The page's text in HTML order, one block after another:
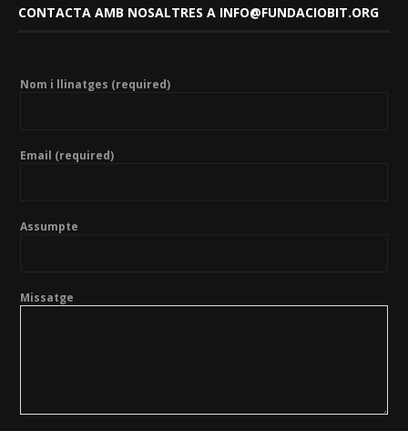
CONTACTA AMB NOSALTRES A INFO@FUNDACIOBIT.ORG
Nom i llinatges (required)
Email (required)
Assumpte
Missatge